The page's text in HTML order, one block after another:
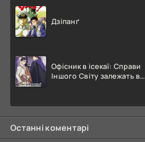
Дзіпанґ
Офісник в ісекаї: Справи
Іншого Світу залежать від
Останні коментарі